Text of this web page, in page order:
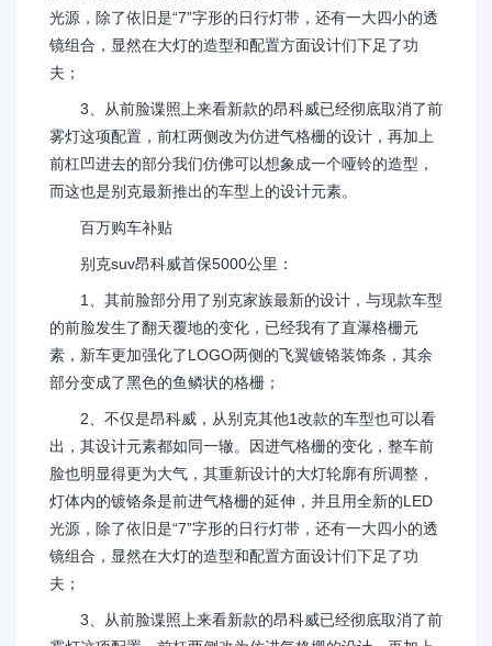
光源，除了依旧是“7”字形的日行灯带，还有一大四小的透
镜组合，显然在大灯的造型和配置方面设计们下足了功
夫；
3、从前脸谍照上来看新款的昂科威已经彻底取消了前
雾灯这项配置，前杠两侧改为仿进气格栅的设计，再加上
前杠凹进去的部分我们仿佛可以想象成一个哑铃的造型，
而这也是别克最新推出的车型上的设计元素。
百万购车补贴
别克suv昂科威首保5000公里：
1、其前脸部分用了别克家族最新的设计，与现款车型
的前脸发生了翻天覆地的变化，已经我有了直瀑格栅元
素，新车更加强化了LOGO两侧的飞翼镀铬装饰条，其余
部分变成了黑色的鱼鳞状的格栅；
2、不仅是昂科威，从别克其他1改款的车型也可以看
出，其设计元素都如同一辙。因进气格栅的变化，整车前
脸也明显得更为大气，其重新设计的大灯轮廓有所调整，
灯体内的镀铬条是前进气格栅的延伸，并且用全新的LED
光源，除了依旧是“7”字形的日行灯带，还有一大四小的透
镜组合，显然在大灯的造型和配置方面设计们下足了功
夫；
3、从前脸谍照上来看新款的昂科威已经彻底取消了前